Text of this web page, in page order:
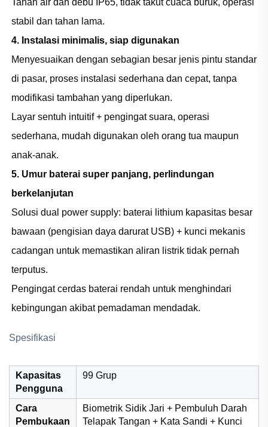
stabil dan tahan lama.
4. Instalasi minimalis, siap digunakan
Menyesuaikan dengan sebagian besar jenis pintu standar
di pasar, proses instalasi sederhana dan cepat, tanpa
modifikasi tambahan yang diperlukan.
Layar sentuh intuitif + pengingat suara, operasi
sederhana, mudah digunakan oleh orang tua maupun
anak-anak.
5. Umur baterai super panjang, perlindungan
berkelanjutan
Solusi dual power supply: baterai lithium kapasitas besar
bawaan (pengisian daya darurat USB) + kunci mekanis
cadangan untuk memastikan aliran listrik tidak pernah
terputus.
Pengingat cerdas baterai rendah untuk menghindari
kebingungan akibat pemadaman mendadak.
Spesifikasi
Kapasitas
Pengguna
99 Grup
Cara
Pembukaan
Biometrik Sidik Jari + Pembuluh Darah
Telapak Tangan + Kata Sandi + Kunci